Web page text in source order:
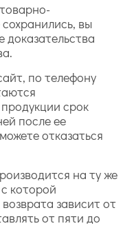
вы
доказательства
по телефону
срок
после ее
отказаться
на ту же
которой
зависит от
от пяти до